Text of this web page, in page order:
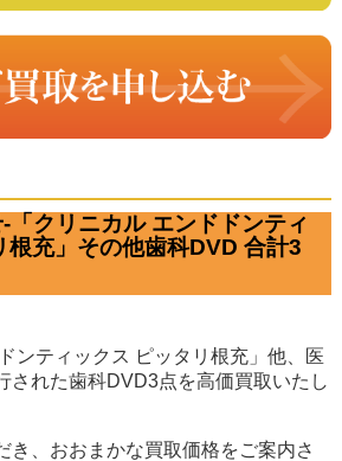
「クリニカル エンドドンティ
根充」その他歯科DVD 合計3
ンティックス ピッタリ根充」他、医
された歯科DVD3点を高価買取いたし
き、おおまかな買取価格をご案内さ